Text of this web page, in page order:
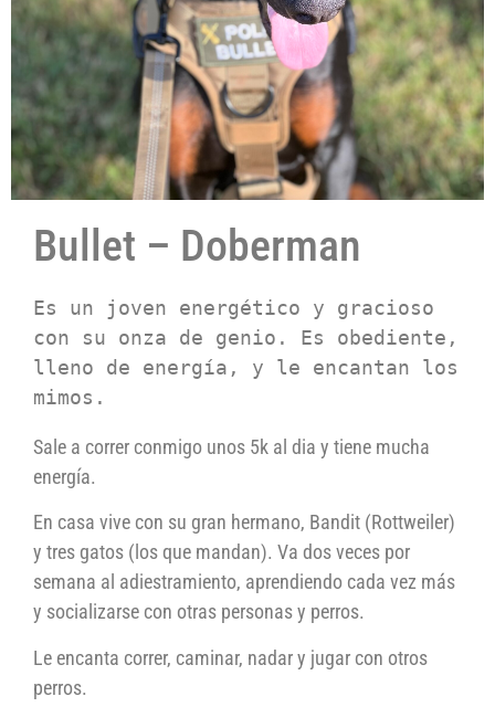
Bullet – Doberman
Es un joven energético y gracioso
con su onza de genio. Es obediente,
lleno de energía, y le encantan los
mimos.
Sale a correr conmigo unos 5k al dia y tiene mucha
energía.
En casa vive con su gran hermano, Bandit (Rottweiler)
y tres gatos (los que mandan). Va dos veces por
semana al adiestramiento, aprendiendo cada vez más
y socializarse con otras personas y perros.
Le encanta correr, caminar, nadar y jugar con otros
perros.